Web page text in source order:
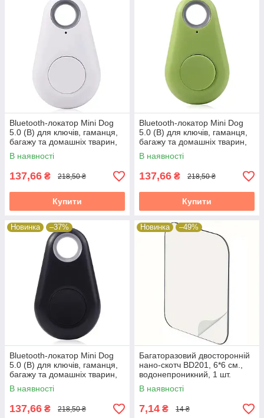
Bluetooth-локатор Mini Dog
5.0 (B) для ключів, гаманця,
багажу та домашніх тварин,
білий
В наявності
137,66 ₴ 218,50 ₴
Купити
Bluetooth-локатор Mini Dog
5.0 (B) для ключів, гаманця,
багажу та домашніх тварин,
зелений
В наявності
137,66 ₴ 218,50 ₴
Купити
Новинка –37%
Bluetooth-локатор Mini Dog
5.0 (B) для ключів, гаманця,
багажу та домашніх тварин,
чорний
В наявності
137,66 ₴ 218,50 ₴
Новинка –49%
Багаторазовий двосторонній
нано-скотч BD201, 6*6 см.,
водонепроникний, 1 шт.
В наявності
7,14 ₴ 14 ₴